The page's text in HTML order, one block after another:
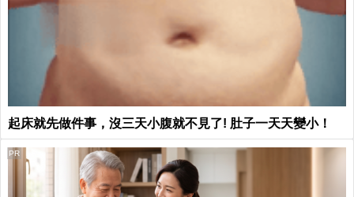
起床就先做件事，沒三天小腹就不見了! 肚子一天天變小！
PR